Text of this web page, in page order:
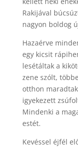
Rakijával
nagyon boldog
Hazaérve
egy kicsit
lesétáltak a
zene szólt,
otthon
igyekezett
Mindenki a
estét.
Kevéssel éjfél